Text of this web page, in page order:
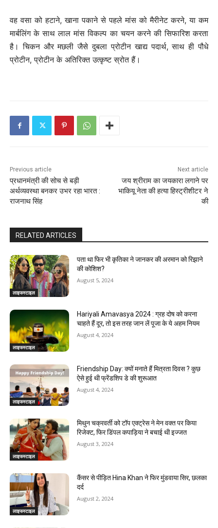
वह वसा को हटाने, खाना पकाने से पहले मांस को मैरीनेट करने, या कम
मार्बलिंग के साथ लाल मांस विकल्प का चयन करने की सिफारिश करता
है। चिकन और मछली जैसे दुबला प्रोटीन खाद्य पदार्थ, साथ ही पौधे
प्रोटीन, प्रोटीन के अतिरिक्त उत्कृष्ट स्रोत हैं।
Previous article
प्रधानमंत्री की सोच से बड़ी
अर्थव्यवस्था बनकर उभर रहा भारत :
राजनाथ सिंह
Next article
जय श्रीराम का जयकारा लगाने पर
भाकियू नेता की हत्या हिस्ट्रीशीटर ने
की
RELATED ARTICLES
लाइफस्टाइल
पता था फिर भी कृतिका ने जानकर की अरमान को रिझाने
की कोशिश?
August 5, 2024
लाइफस्टाइल
Hariyali Amavasya 2024 : ग्रह दोष को करना
चाहते हैं दूर, तो इस तरह जान लें पूजा के ये अहम नियम
August 4, 2024
लाइफस्टाइल
Friendship Day: क्‍यों मनाते हैं मित्रता दिवस ? कुछ
ऐसे हुई थी फ्रेंडशिप डे की शुरूआत
August 4, 2024
लाइफस्टाइल
मिथुन चक्रवर्ती को टॉप एक्ट्रेस ने मेन वक्त पर किया
रिजेक्ट, फिर डिंपल कपाड़िया ने बचाई थी इज्जत
August 3, 2024
लाइफस्टाइल
कैंसर से पीड़ित Hina Khan ने फिर मुंडवाया सिर, छलका
दर्द
August 2, 2024